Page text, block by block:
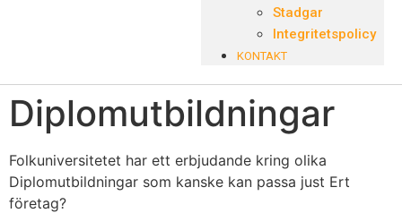
Stadgar
Integritetspolicy
KONTAKT
Diplomutbildningar
Folkuniversitetet har ett erbjudande kring olika
Diplomutbildningar som kanske kan passa just Ert
företag?